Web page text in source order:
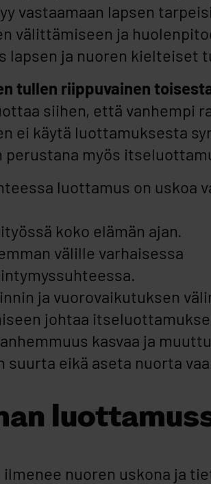
vastaamaan lapsen
välittämiseen ja
lapsen ja nuoren kielteiset
tullen riippuvainen
siihen, että vanhempi
ei käytä luottamuksesta
myös
luottamus on uskoa
koko elämän ajan.
välille varhaisessa
ja vuorovaikutuksen
johtaa
kasvaa ja
eikä aseta nuorta
nuoren uskona ja